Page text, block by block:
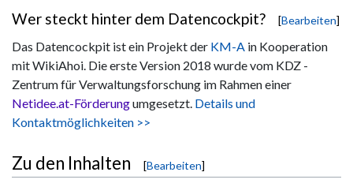
Wer steckt hinter dem Datencockpit? [Bearbeiten]
Das Datencockpit ist ein Projekt der KM-A in Kooperation
mit WikiAhoi. Die erste Version 2018 wurde vom KDZ -
Zentrum für Verwaltungsforschung im Rahmen einer
Netidee.at-Förderungumgesetzt. Details und
Kontaktmöglichkeiten >>
Zu den Inhalten [Bearbeiten]